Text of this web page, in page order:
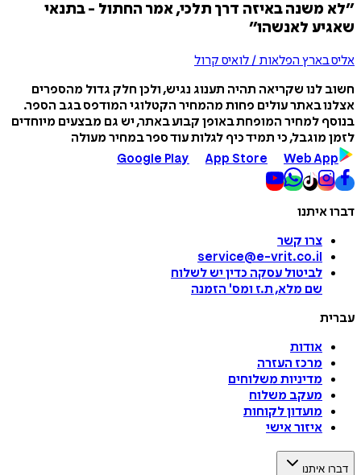
״לא משנה באיזה דרך תלכי, אמר החתול - בתנאי
שאגיע לאנשהו״
אליס בארץ הפלאות / לואיס קרול
חשוב לנו שקריאה תהיה תענוג נגיש, ולכן חלק גדול מהספרים
אצלנו באתר עולים פחות מהמחיר הקטלוגי המודפס בגב הספר.
בנוסף למחיר המופחת באופן קבוע באתר, יש גם מבצעים מיוחדים
לזמן מוגבל, כי תמיד כיף לגלות עוד ספר במחיר מעולה
Google Play
App Store Web App
דברו איתנו
צרו קשר
service@e-vrit.co.il
לביטול עסקה כדין יש לשלוח
שם מלא, ת.ז ומס' הזמנה
עברית
אודות
מרכז העזרה
מדיניות משלוחים
מעקב משלוח
מועדון לקוחות
איזור אישי
דברו איתנו